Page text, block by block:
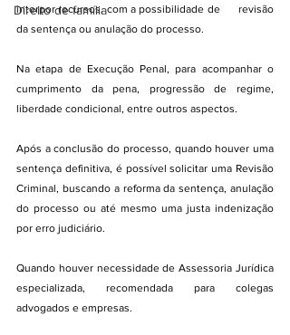
Direito de família
interpor recursos, com a possibilidade de      revisão
da sentença ou anulação do processo.
Na etapa de Execução Penal, para acompanhar o
cumprimento da pena, progressão de regime,
liberdade condicional, entre outros aspectos.
Após a conclusão do processo, quando houver uma
sentença definitiva, é possível solicitar uma Revisão
Criminal, buscando a reforma da sentença, anulação
do processo ou até mesmo uma justa indenização
por erro judiciário.
Quando houver necessidade de Assessoria Jurídica
especializada, recomendada para colegas
advogados e empresas.